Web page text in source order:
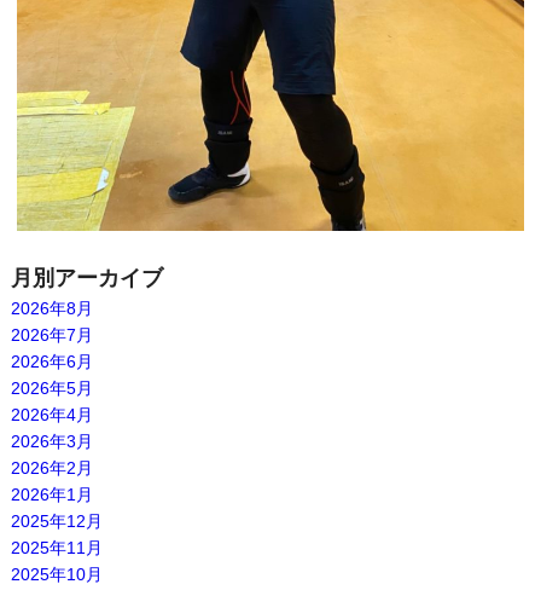
月別アーカイブ
2026年8月
2026年7月
2026年6月
2026年5月
2026年4月
2026年3月
2026年2月
2026年1月
2025年12月
2025年11月
2025年10月